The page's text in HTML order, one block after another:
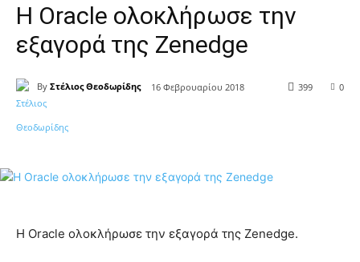
Η Oracle ολοκλήρωσε την
εξαγορά της Zenedge
By Στέλιος Θεοδωρίδης 16 Φεβρουαρίου 2018 0
399
Η Oracle ολοκλήρωσε την εξαγορά της Zenedge.